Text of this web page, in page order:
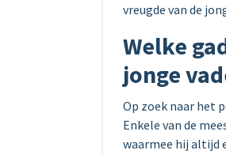
vreugde van de
Welke
jonge
Op zoek naar het
Enkele van de
waarmee hij altijd